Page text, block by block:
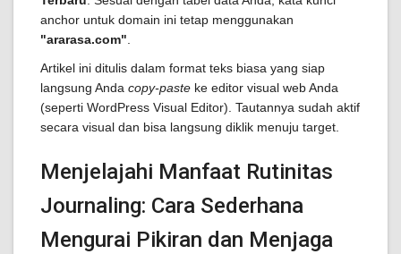
anchor untuk domain ini tetap menggunakan
"ararasa.com"
Artikel ini ditulis dalam format teks biasa yang siap
langsung Anda copy-paste ke editor visual web Anda
(seperti WordPress Visual Editor). Tautannya sudah aktif
secara visual dan bisa langsung diklik menuju target.
Menjelajahi Manfaat Rutinitas
Journaling: Cara Sederhana
Mengurai Pikiran dan Menjaga